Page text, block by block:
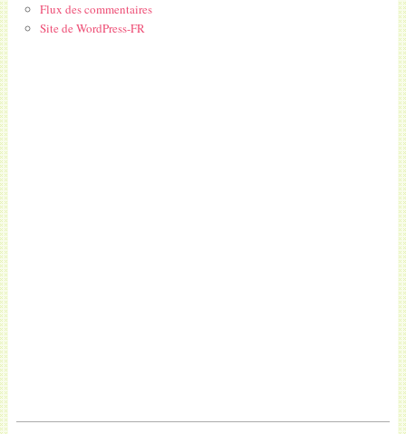
Flux des commentaires
Site de WordPress-FR